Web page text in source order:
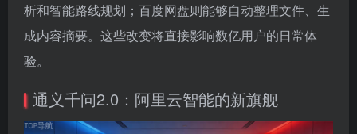
析和智能路线规划；百度网盘则能够自动整理文件、生
成内容摘要。这些改变将直接影响数亿用户的日常体
验。
通义千问2.0：阿里云智能的新旗舰